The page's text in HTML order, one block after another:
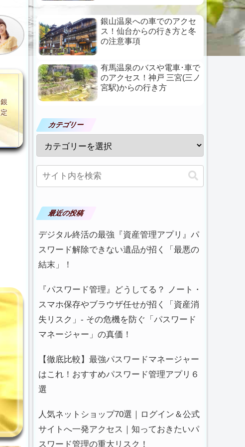
銀山温泉への車でのアクセ
ス！仙台からの行き方と冬
の注意事項
有馬温泉のバスや電車･車で
のアクセス！神戸 三宮(三ノ
宮駅)からの行き方
カテゴリー
最近の投稿
デジタル終活の最強『資産管理アプリ』パ
スワード解除できない遺品が招く「最悪の
結末」！
『パスワード管理』どうしてる？ ノート・
スマホ保存やブラウザ任せが招く「資産消
失リスク」- その危機を防ぐ「パスワード
マネージャー」の真価！
【徹底比較】最強パスワードマネージャー
はこれ！おすすめパスワード管理アプリ６
選
人気ネットショップ70選｜ログイン＆公式
サイトへ一発アクセス｜知っておきたいパ
スワード管理の重大リスク！